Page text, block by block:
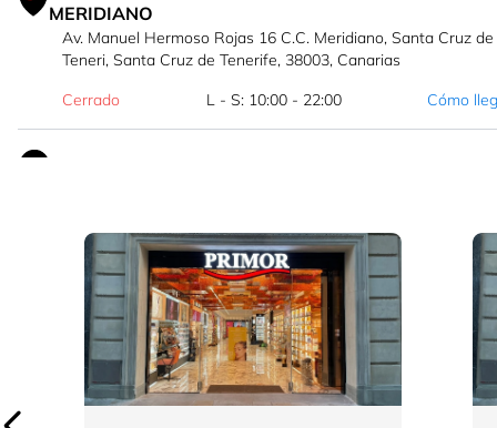
MERIDIANO
Av. Manuel Hermoso Rojas 16 C.C. Meridiano, Santa Cruz de
Teneri, Santa Cruz de Tenerife, 38003, Canarias
Cerrado
L - S: 10:00 - 22:00 Cómo
Cerrado
L - S: 9:30 - 21:30 Cómo
SANTA CRUZ DE TENERIFE - CENTRO COMERCIAL
Centro Comercial Safari local L40-50-52-62 Avda Las
Américas-Arona , Santa Cruz de Teneri, Santa Cruz de
Tenerife, 38660, Canarias
Navigating through the elements of the carousel is
Press to skip carousel
Press to go to carousel navigation